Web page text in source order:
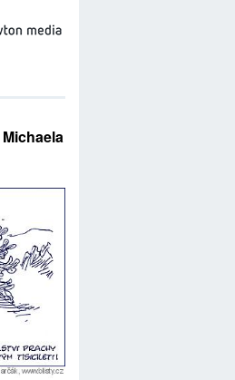
Michaela